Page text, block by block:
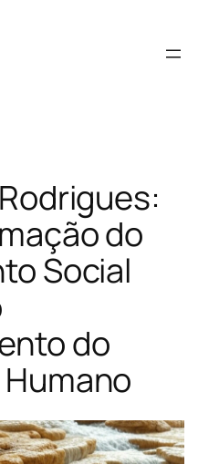
do
Social
do